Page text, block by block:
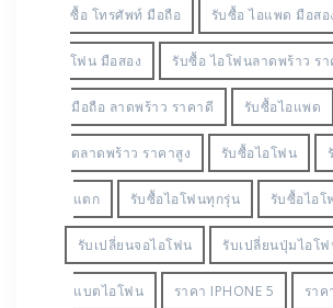
ซื้อ โทรศัพท์ มือถือ รับซื้อ ไอแพด มือสอ
โฟน มือสอง รับซื้อ ไอโฟนลาดพร้าว ร
มือถือ ลาดพร้าว ราคาดี รับซื้อไอแพด
ดลาดพร้าว ราคาสูง รับซื้อไอโฟน
แตก รับซื้อไอโฟนทุกรุ่น รับซื้อไอ
รับเปลี่ยนจอไอโฟน รับเปลี่ยนปุ่มไอโ
แบตไอโฟน ราคา IPHONE 5 ราค